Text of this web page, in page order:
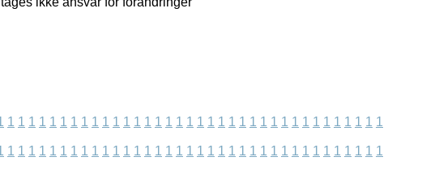
1 1 1 1 1 1 1 1 1 1 1 1 1 1 1 1 1 1 1 1 1 1 1 1 1 1 1 1 1 1 1 1 1 1 1 1
1 1 1 1 1 1 1 1 1 1 1 1 1 1 1 1 1 1 1 1 1 1 1 1 1 1 1 1 1 1 1 1 1 1 1 1